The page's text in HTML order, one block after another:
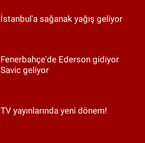
İstanbul'a sağanak yağış geliyor
Fenerbahçe'de Ederson gidiyor
Savic geliyor
TV yayınlarında yeni dönem!